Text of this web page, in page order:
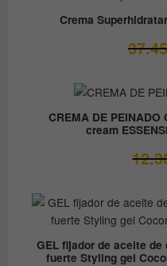
Crema
37.45
CREMA DE
cream
GEL fijador de aceite
fuerte Styling gel